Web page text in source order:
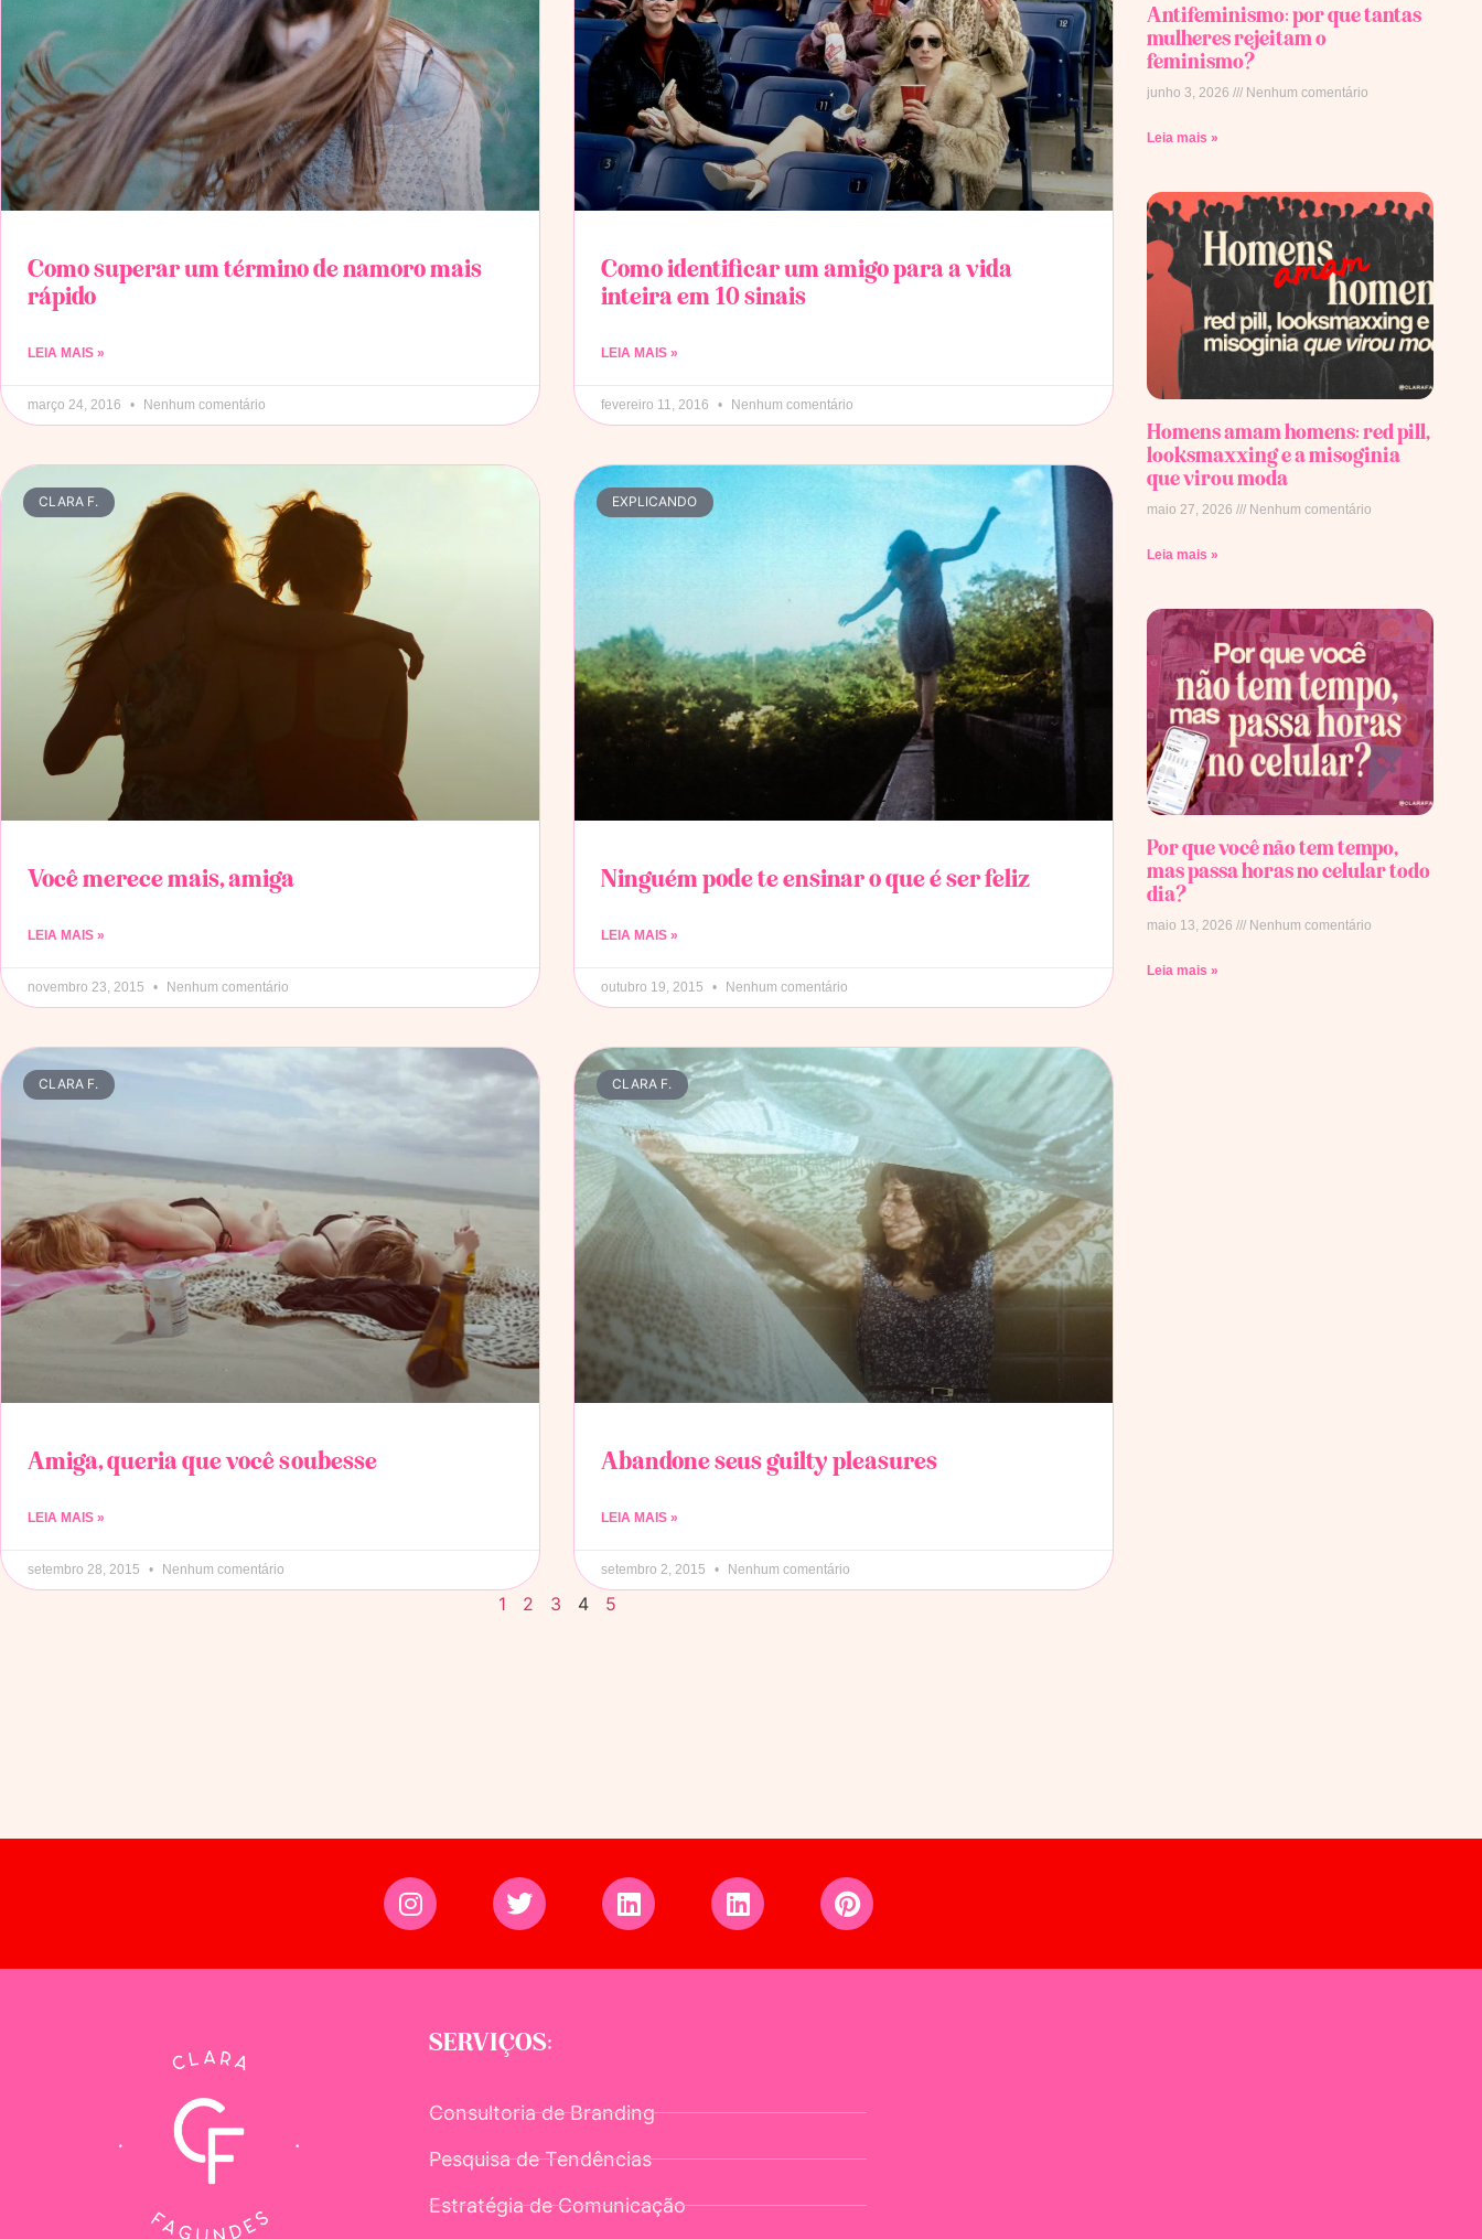
Como superar um término de namoro mais
rápido
LEIA MAIS »
março 24, 2016 Nenhum comentário
Como identificar um amigo para a vida
inteira em 10 sinais
LEIA MAIS »
fevereiro 11, 2016 Nenhum comentário
CLARA F.
Você merece mais, amiga
LEIA MAIS »
novembro 23, 2015 Nenhum comentário
EXPLICANDO
Ninguém pode te ensinar o que é ser feliz
LEIA MAIS »
outubro 19, 2015 Nenhum comentário
CLARA F.
Amiga, queria que você soubesse
LEIA MAIS »
setembro 28, 2015 Nenhum comentário
CLARA F.
Abandone seus guilty pleasures
LEIA MAIS »
setembro 2, 2015 Nenhum comentário
1 2 3 4 5
Antifeminismo: por que tantas
mulheres rejeitam o
feminismo?
junho 3, 2026 Nenhum comentário
Leia mais »
Homens amam homens: red pill,
looksmaxxing e a misoginia
que virou moda
maio 27, 2026 Nenhum comentário
Leia mais »
Por que você não tem tempo,
mas passa horas no celular todo
dia?
maio 13, 2026 Nenhum comentário
Leia mais »
SERVIÇOS:
Consultoria de Branding
Pesquisa de Tendências
Estratégia de Comunicação